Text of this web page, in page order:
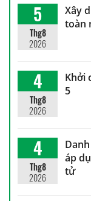
5
Thg8
2026
Xây
toàn
4
Thg8
2026
Khởi
5
4
Thg8
2026
áp
tử